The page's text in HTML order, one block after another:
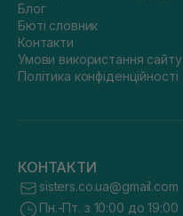
Блог
Бюті словник
Контакти
Умови використання сайту
Політика конфіденційності
КОНТАКТИ
sisters.co.ua@gmail.com
Пн.-Пт. з 10:00 до 19:00